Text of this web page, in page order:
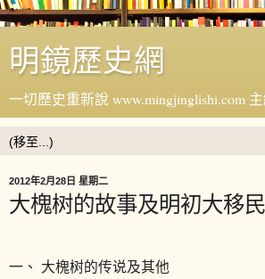
明鏡歷史網
一切歷史重新說 www.mingjinglishi.com
2012年2月28日 星期二
大槐树的故事及明初大移民
一、 大槐树的传说及其他